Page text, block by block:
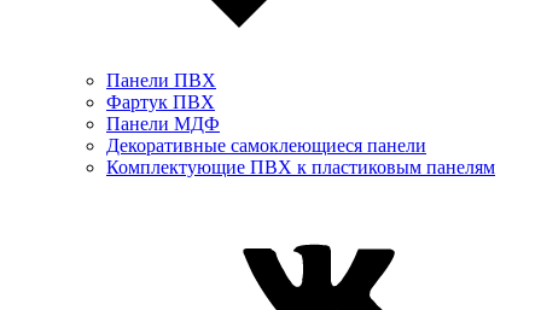
Панели ПВХ
Фартук ПВХ
Панели МДФ
Декоративные самоклеющиеся панели
Комплектующие ПВХ к пластиковым панелям